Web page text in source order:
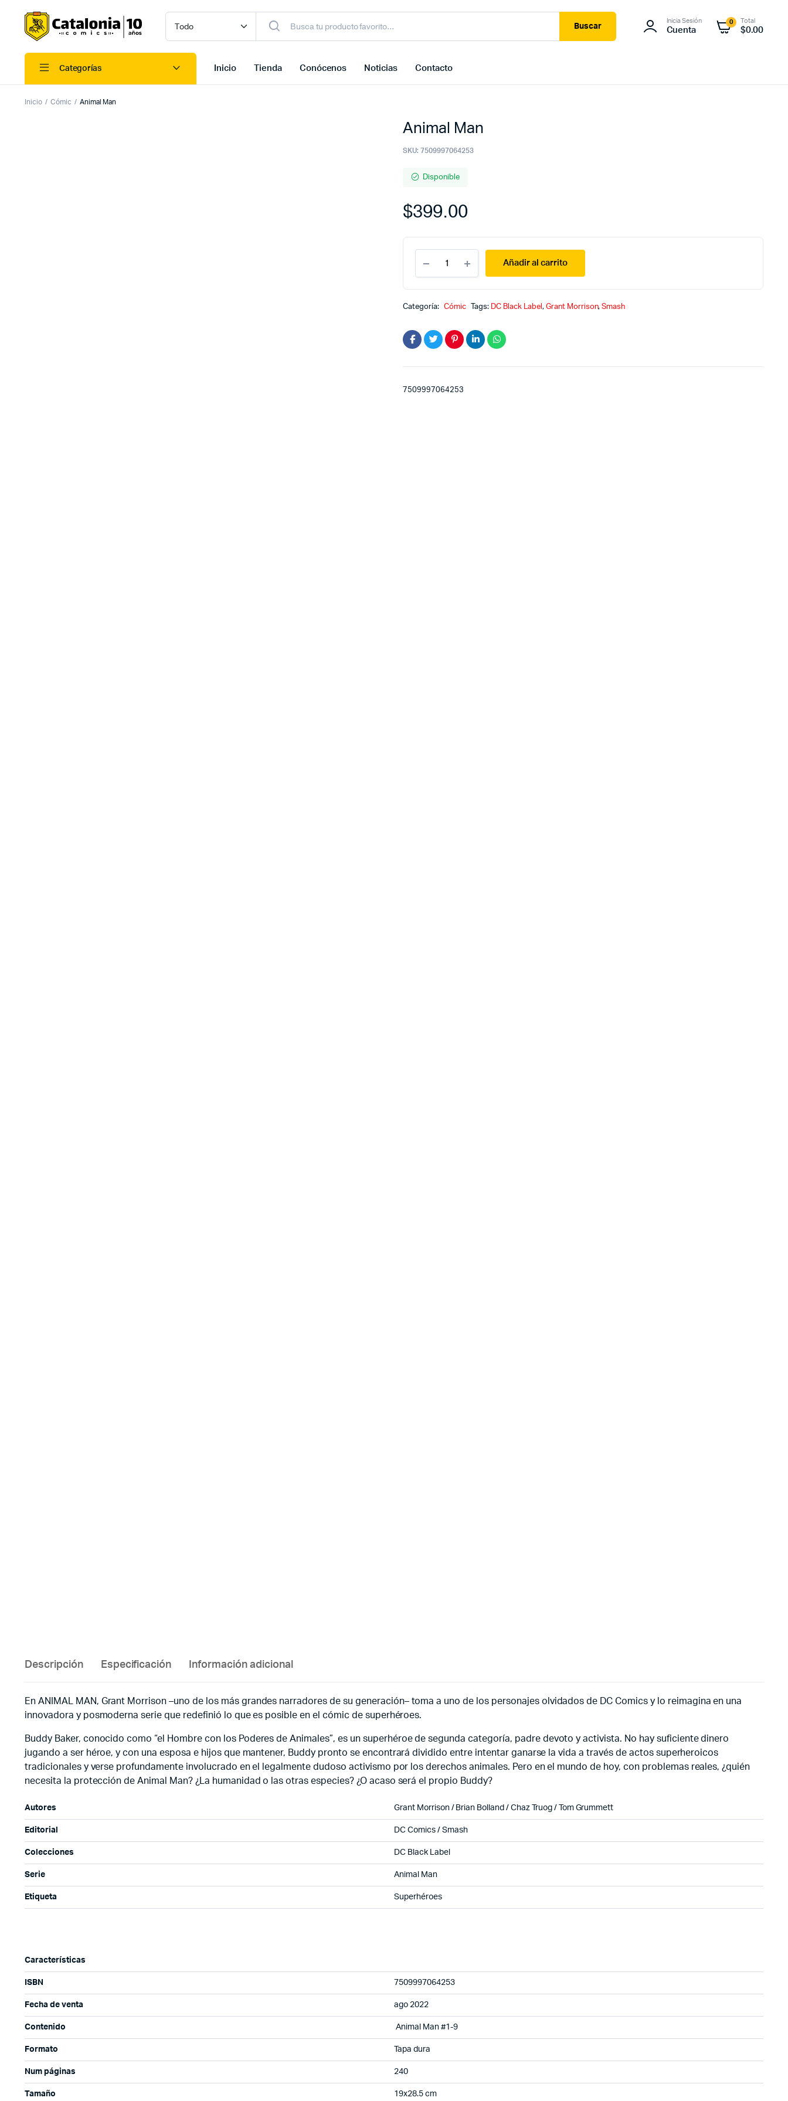
Buscar
Inicia Sesión
Cuenta
0 Total
$0.00
Categorías Inicio Tienda Conócenos Noticias Contacto
Inicio Cómic Animal Man
Animal Man
SKU: 7509997064253
Disponible
$399.00
Man
quantity
Añadir al carrito
Categoría: Cómic Tags: DC Black Label , Grant Morrison,Smash
7509997064253
Descripción Especificación Información adicional
En ANIMAL MAN, Grant Morrison –uno de los más grandes narradores de su generación– toma a uno de los personajes olvidados de DC Comics y lo reimagina en una
innovadora y posmoderna serie que redefinió lo que es posible en el cómic de superhéroes.
Buddy Baker, conocido como “el Hombre con los Poderes de Animales”, es un superhéroe de segunda categoría, padre devoto y activista. No hay suficiente dinero
jugando a ser héroe, y con una esposa e hijos que mantener, Buddy pronto se encontrará dividido entre intentar ganarse la vida a través de actos superheroicos
tradicionales y verse profundamente involucrado en el legalmente dudoso activismo por los derechos animales. Pero en el mundo de hoy, con problemas reales, ¿quién
necesita la protección de Animal Man? ¿La humanidad o las otras especies? ¿O acaso será el propio Buddy?
Autores Grant Morrison / Brian Bolland / Chaz Truog / Tom Grummett
Editorial DC Comics / Smash
Colecciones DC Black Label
Serie Animal Man
Etiqueta Superhéroes
Características
ISBN 7509997064253
Fecha de venta ago 2022
Contenido Animal Man #1-9
Formato Tapa dura
Num páginas 240
Tamaño 19x28.5 cm